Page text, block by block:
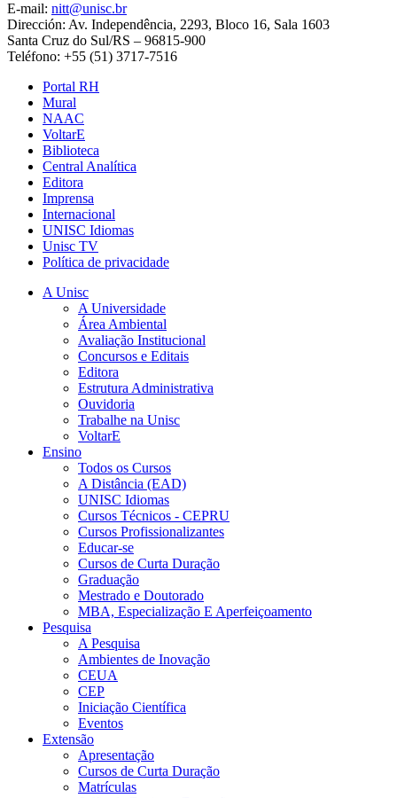
E-mail: nitt@unisc.br
Dirección: Av. Independência, 2293, Bloco 16, Sala 1603
Santa Cruz do Sul/RS – 96815-900
Teléfono: +55 (51) 3717-7516
Portal RH
Mural
NAAC
VoltarE
Biblioteca
Central Analítica
Editora
Imprensa
Internacional
UNISC Idiomas
Unisc TV
Política de privacidade
A Unisc
A Universidade
Área Ambiental
Avaliação Institucional
Concursos e Editais
Editora
Estrutura Administrativa
Ouvidoria
Trabalhe na Unisc
VoltarE
Ensino
Todos os Cursos
A Distância (EAD)
UNISC Idiomas
Cursos Técnicos - CEPRU
Cursos Profissionalizantes
Educar-se
Cursos de Curta Duração
Graduação
Mestrado e Doutorado
MBA, Especialização E Aperfeiçoamento
Pesquisa
A Pesquisa
Ambientes de Inovação
CEUA
CEP
Iniciação Científica
Eventos
Extensão
Apresentação
Cursos de Curta Duração
Matrículas